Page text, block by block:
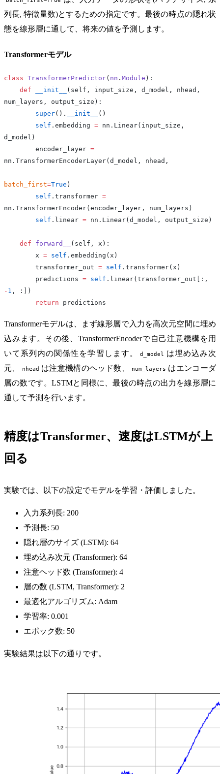
列長, 特徴量数)とするための指定です。最後の時点の隠れ状
態を線形層に通して、将来の値を予測します。
Transformerモデル
class TransformerPredictor( nn . Module ):
    def
__init__
(self, input_size, d_model, nhead,
num_layers, output_size):
        super
(). __init__
()
        self
.embedding = nn.Linear(input_size,
d_model)
        encoder_layer
=
nn.TransformerEncoderLayer(d_model, nhead,
batch_first=True )
        self
.transformer =
nn.TransformerEncoder(encoder_layer, num_layers)
        self
.linear = nn.Linear(d_model, output_size)
    def
forward__
(self, x):
        x
= self .embedding(x)
        transformer_out
= self .transformer(x)
        predictions
= self
- 1 , :])
        return
predictions
Transformerモデルは、まず線形層で入力を高次元空間に埋め
込みます。その後、TransformerEncoderで自己注意機構を用
いて系列内の関係性を学習します。
d_model
は埋め込み次
元、
nhead は注意機構のヘッド数、 num_layers はエンコーダ
層の数です。LSTMと同様に、最後の時点の出力を線形層に
通して予測を行います。
精度はTransformer、速度はLSTMが上
回る
実験では、以下の設定でモデルを学習・評価しました。
入力系列長: 200
予測長: 50
隠れ層のサイズ (LSTM): 64
埋め込み次元 (Transformer): 64
注意ヘッド数 (Transformer): 4
層の数 (LSTM, Transformer): 2
最適化アルゴリズム: Adam
学習率: 0.001
エポック数: 50
実験結果は以下の通りです。